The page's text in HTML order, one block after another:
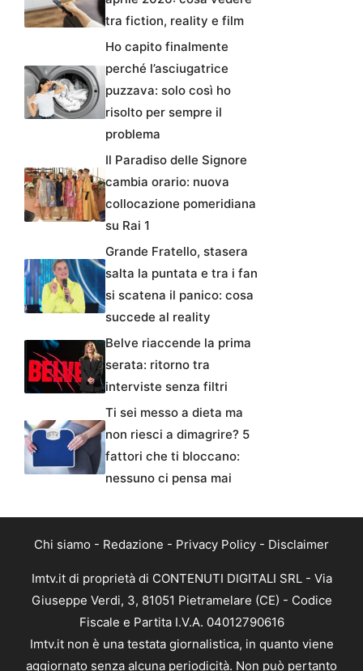
tra fiction, reality e film
Ho capito finalmente
perché l’asciugatrice
puzzava: solo così ho
risolto per sempre il
problema
Il Paradiso delle Signore
cambia orario: nuova
collocazione pomeridiana
su Rai 1
Grande Fratello, stasera
salta la puntata e tra i fan
si scatena il panico: cosa
succede al reality
Belve riaccende la prima
serata: ritorno tra
interviste senza filtri
Ti sei messo a dieta ma
non riesci a dimagrire? 5
fattori che ti bloccano:
nessuno ci pensa mai
Chi siamo - Redazione - Privacy Policy - Disclaimer
Imtv.it di proprietà di CONTENUTI DIGITALI SRL - Via
Giuseppe Verdi, 3, 81051 Pietramelare (CE) - Codice
Fiscale e Partita I.V.A. 04012790616
Imtv.it non è una testata giornalistica, in quanto viene
aggiornato senza alcuna periodicità. Non può pertanto